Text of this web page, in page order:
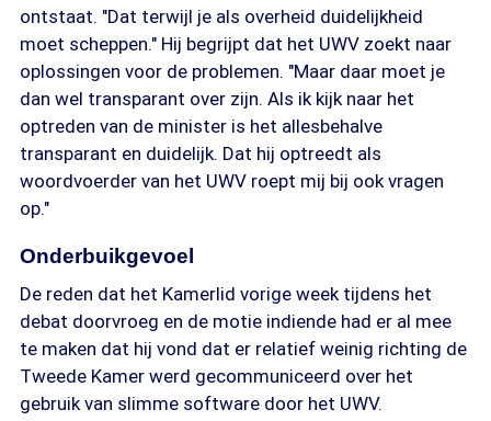
ontstaat. "Dat terwijl je als overheid duidelijkheid
moet scheppen." Hij begrijpt dat het UWV zoekt naar
oplossingen voor de problemen. "Maar daar moet je
dan wel transparant over zijn. Als ik kijk naar het
optreden van de minister is het allesbehalve
transparant en duidelijk. Dat hij optreedt als
woordvoerder van het UWV roept mij bij ook vragen
op."
Onderbuikgevoel
De reden dat het Kamerlid vorige week tijdens het
debat doorvroeg en de motie indiende had er al mee
te maken dat hij vond dat er relatief weinig richting de
Tweede Kamer werd gecommuniceerd over het
gebruik van slimme software door het UWV.